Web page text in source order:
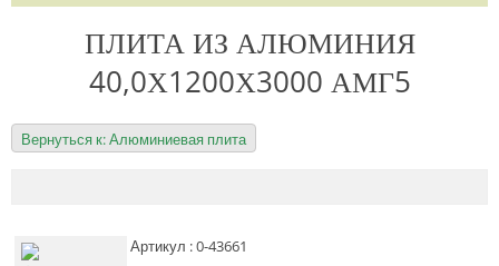
ПЛИТА ИЗ АЛЮМИНИЯ
40,0Х1200Х3000 АМГ5
Вернуться к: Алюминиевая плита
Артикул : 0-43661